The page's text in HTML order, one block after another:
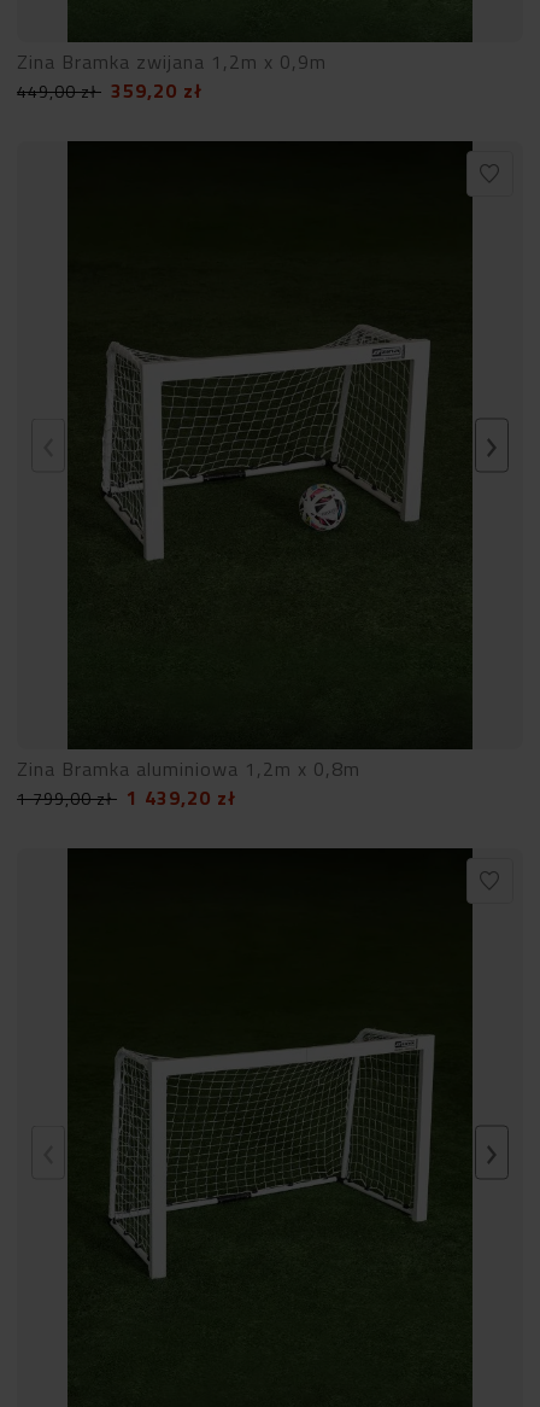
Zina Bramka zwijana 1,2m x 0,9m
449,00zł 359,20 zł
Zina Bramka aluminiowa 1,2m x 0,8m
1 799,00zł 1 439,20 zł